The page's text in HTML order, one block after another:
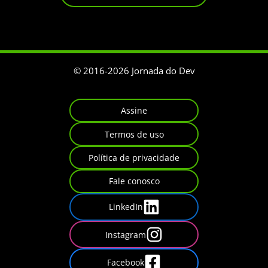
© 2016-2026 Jornada do Dev
Assine
Termos de uso
Política de privacidade
Fale conosco
LinkedIn
Instagram
Facebook